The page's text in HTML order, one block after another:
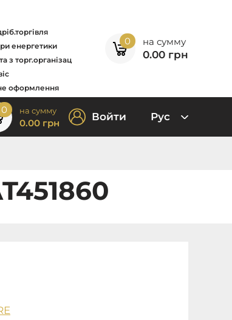
енергетики
з торг.організац
оформлення
0 на сумму
0.00 грн
0 на сумму
0.00 грн Войти Рус